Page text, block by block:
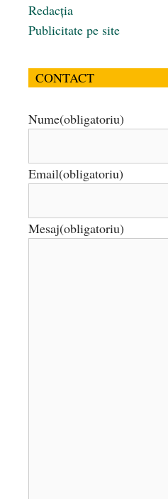
Redacția
Publicitate pe site
CONTACT
Nume(obligatoriu)
Email(obligatoriu)
Mesaj(obligatoriu)